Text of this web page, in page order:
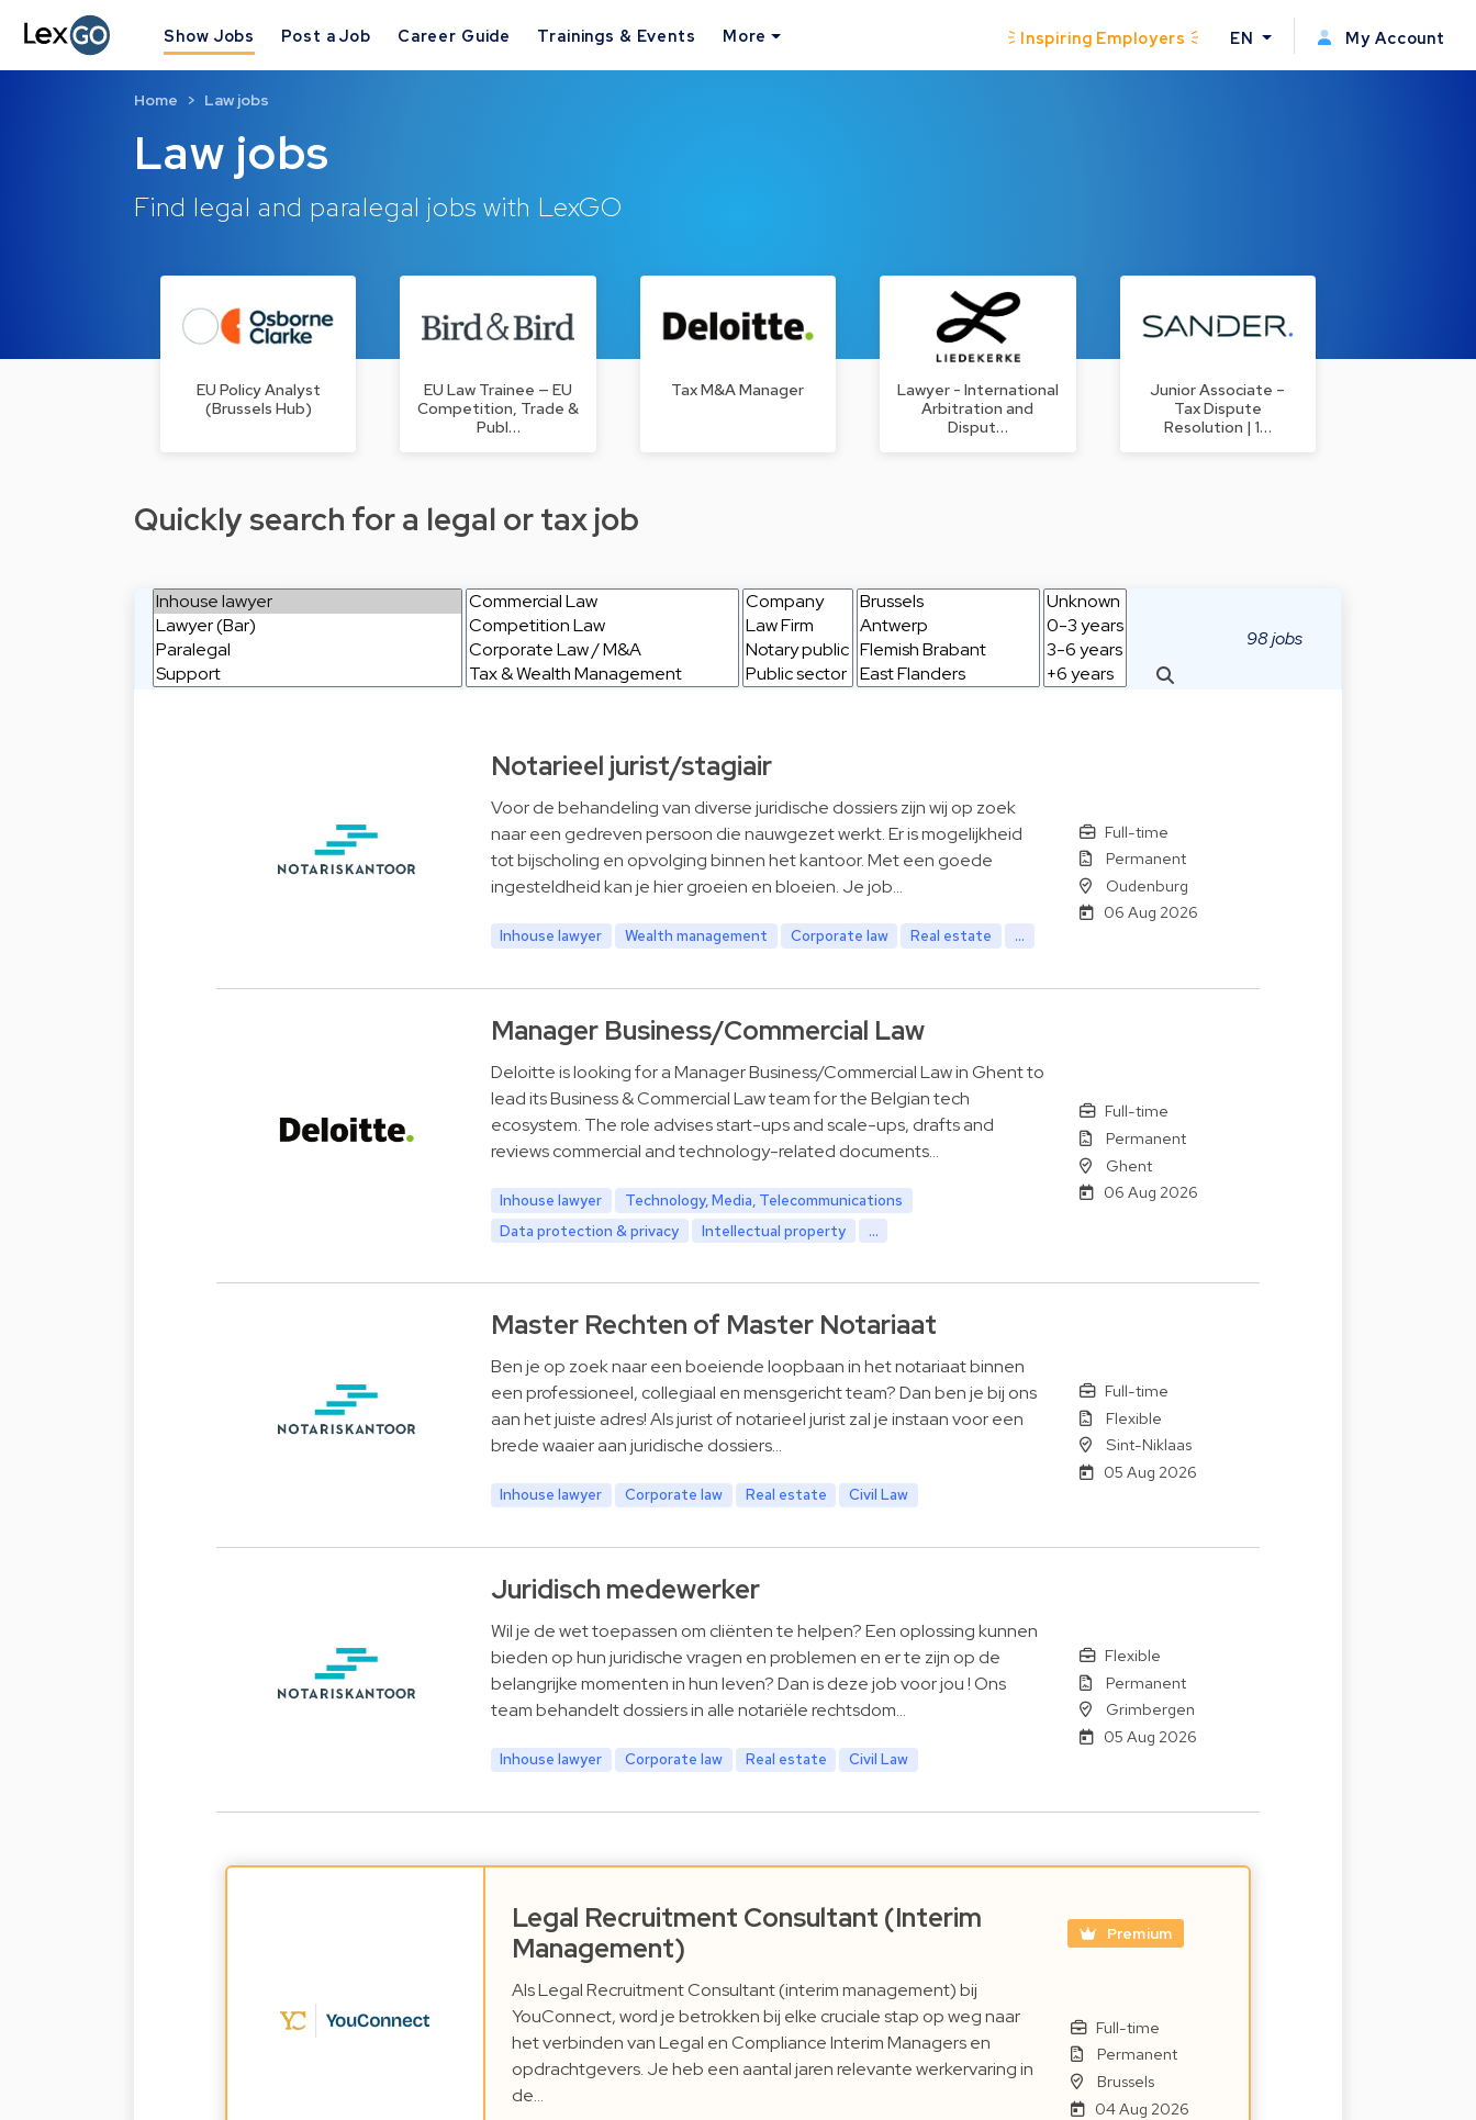
Show Jobs Post a Job Career Guide Trainings & Events More Inspiring Employers EN My Account
Law jobs
Find legal and paralegal jobs with LexGO
Home Law jobs
EU Policy Analyst
(Brussels Hub)
EU Law Trainee — EU
Competition, Trade &
Publ…
Tax M&A Manager
Lawyer - International
Arbitration and
Disput…
Junior Associate –
Tax Dispute
Resolution | 1…
Quickly search for a legal or tax job
98 jobs
Notarieel jurist/stagiair
Voor de behandeling van diverse juridische dossiers zijn wij op zoek
naar een gedreven persoon die nauwgezet werkt. Er is mogelijkheid
tot bijscholing en opvolging binnen het kantoor. Met een goede
ingesteldheid kan je hier groeien en bloeien. Je job…
Inhouse lawyer Wealth management Corporate law Real estate ...
Full-time
Permanent
Oudenburg
06 Aug 2026
Manager Business/Commercial Law
Deloitte is looking for a Manager Business/Commercial Law in Ghent to
lead its Business & Commercial Law team for the Belgian tech
ecosystem. The role advises start-ups and scale-ups, drafts and
reviews commercial and technology-related documents…
Inhouse lawyer
Technology, Media, Telecommunications
Data protection & privacy
Intellectual property ...
Full-time
Permanent
Ghent
06 Aug 2026
Master Rechten of Master Notariaat
Ben je op zoek naar een boeiende loopbaan in het notariaat binnen
een professioneel, collegiaal en mensgericht team? Dan ben je bij ons
aan het juiste adres! Als jurist of notarieel jurist zal je instaan voor een
brede waaier aan juridische dossiers…
Inhouse lawyer Corporate law Real estate Civil Law
Full-time
Flexible
Sint-Niklaas
05 Aug 2026
Juridisch medewerker
Wil je de wet toepassen om cliënten te helpen? Een oplossing kunnen
bieden op hun juridische vragen en problemen en er te zijn op de
belangrijke momenten in hun leven? Dan is deze job voor jou ! Ons
team behandelt dossiers in alle notariële rechtsdom…
Inhouse lawyer Corporate law Real estate Civil Law
Flexible
Permanent
Grimbergen
05 Aug 2026
Legal Recruitment Consultant (Interim
Management)
Premium
Als Legal Recruitment Consultant (interim management) bij
YouConnect, word je betrokken bij elke cruciale stap op weg naar
het verbinden van Legal en Compliance Interim Managers en
opdrachtgevers. Je heb een aantal jaren relevante werkervaring in
de…
Full-time
Permanent
Brussels
04 Aug 2026